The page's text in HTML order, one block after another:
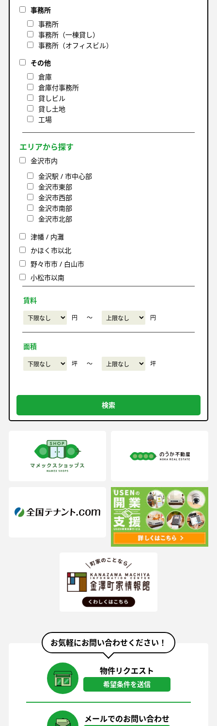
事務所
事務所
事務所（一棟貸し）
事務所（オフィスビル）
その他
倉庫
倉庫付事務所
貸しビル
貸し土地
工場
エリアから探す
金沢市内
金沢駅 / 市中心部
金沢市東部
金沢市西部
金沢市南部
金沢市北部
津幡 / 内灘
かほく市以北
野々市市 / 白山市
小松市以南
賃料
円 〜 円
面積
坪 〜 坪
お気軽にお問い合わせください！
物件リクエスト
希望条件を送信
メールでのお問い合わせ